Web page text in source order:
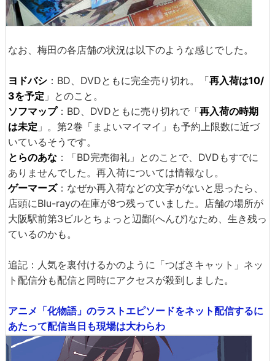
なお、梅田の各店舗の状況は以下のような感じでした。
ヨドバシ ：BD、DVDともに完全売り切れ。「再入荷は10/
3を予定 」とのこと。
ソフマップ：BD、DVDともに売り切れで「再入荷の時期
は未定 」。第2巻「まよいマイマイ」も予約上限数に近づ
いているそうです。
とらのあな ：「BD完売御礼」とのことで、DVDもすでに
ありませんでした。再入荷については情報なし。
ゲーマーズ：なぜか再入荷などの文字がないと思ったら、
店頭にBlu-rayの在庫が8つ残っていました。店舗の場所が
大阪駅前第3ビルとちょっと辺鄙(へんぴ)なため、生き残っ
ているのかも。
追記：人気を裏付けるかのように「つばさキャット」ネッ
ト配信分も配信と同時にアクセスが殺到しました。
アニメ「化物語」のラストエピソードをネット配信するに
あたって配信当日も現場は大わらわ